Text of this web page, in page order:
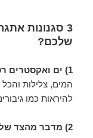
3 סגנונות
שלכם?
1) ים ואקסטרים רטוב:
המים, צלילות
להיראות כמו
2) מדבר מהצד של אילת: